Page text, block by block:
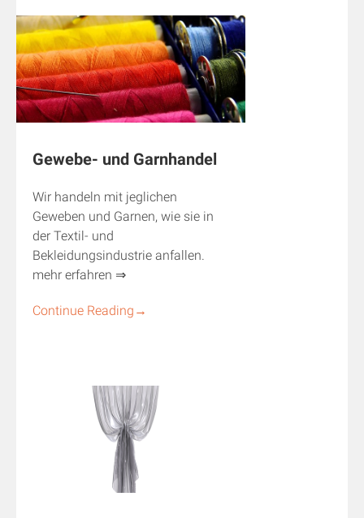
Gewebe- und Garnhandel
Wir handeln mit jeglichen
Geweben und Garnen, wie sie in
der Textil- und
Bekleidungsindustrie anfallen.
mehr erfahren ⇒
Continue Reading →